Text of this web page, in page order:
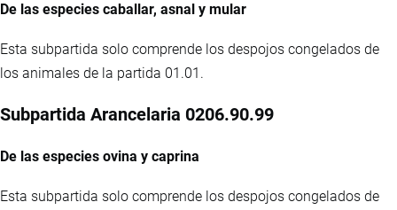
De las especies caballar, asnal y mular
Esta subpartida solo comprende los despojos congelados de
los animales de la partida 01.01.
Subpartida Arancelaria 0206.90.99
De las especies ovina y caprina
Esta subpartida solo comprende los despojos congelados de